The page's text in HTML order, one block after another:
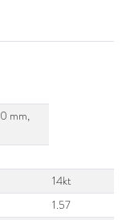
mm,
14kt
1.57